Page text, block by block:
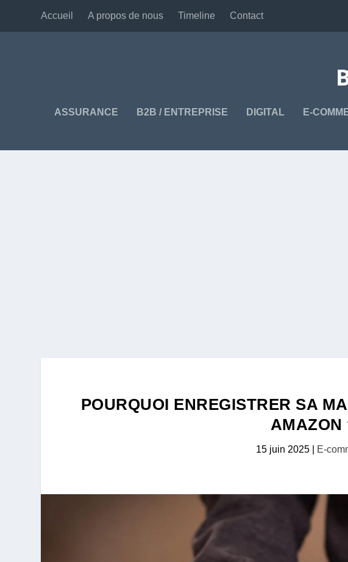
Accueil A propos de nous Timeline Contact
ASSURANCE B2B / ENTREPRISE DIGITAL E-
POURQUOI ENREGISTRER SA
AMAZON
15 juin 2025| E-